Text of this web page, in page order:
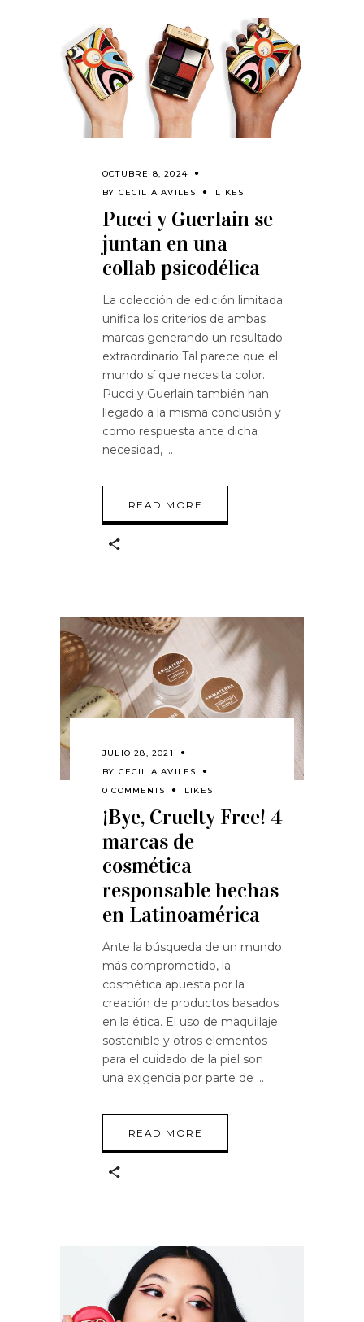
OCTUBRE 8, 2024
BY CECILIA AVILES LIKES
Pucci y Guerlain se
juntan en una
collab psicodélica
La colección de edición limitada
unifica los criterios de ambas
marcas generando un resultado
extraordinario Tal parece que el
mundo sí que necesita color.
Pucci y Guerlain también han
llegado a la misma conclusión y
como respuesta ante dicha
necesidad,
READ MORE
JULIO 28, 2021
BY CECILIA AVILES
0 COMMENTS
LIKES
¡Bye, Cruelty Free! 4
marcas de
cosmética
responsable hechas
en Latinoamérica
Ante la búsqueda de un mundo
más comprometido, la
cosmética apuesta por la
creación de productos basados
en la ética. El uso de maquillaje
sostenible y otros elementos
para el cuidado de la piel son
una exigencia por parte de
READ MORE